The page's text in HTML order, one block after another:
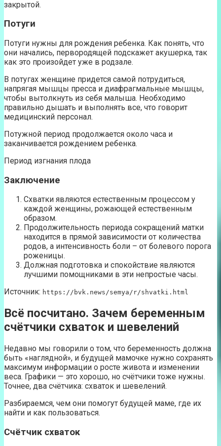
закрытой.
Потуги
Потуги нужны для рождения ребенка. Как понять, что
они начались, первородящей подскажет акушерка, так
как это произойдет уже в родзале.
В потугах женщине придется самой потрудиться,
напрягая мышцы пресса и диафрагмальные мышцы,
чтобы вытолкнуть из себя малыша. Необходимо
правильно дышать и выполнять все, что говорит
медицинский персонал.
Потужной период продолжается около часа и
заканчивается рождением ребенка.
Период изгнания плода
Заключение
Схватки являются естественным процессом у
каждой женщины, рожающей естественным
образом.
Продолжительность периода сокращений матки
находится в прямой зависимости от количества
родов, а интенсивность боли – от болевого порога
роженицы.
Должная подготовка и спокойствие являются
лучшими помощниками в эти непростые часы.
Источник: https://bvk.news/semya/r/shvatki.html
Всё посчитано. Зачем беременным
счётчики схваток и шевелений
Недавно мы говорили о том, что беременность должна
быть «наглядной», и будущей мамочке нужно сохранять
максимум информации о росте живота и изменении
веса. Графики — это хорошо, но счётчики тоже нужны.
Точнее, два счётчика: схваток и шевелений.
Разбираемся, чем они помогут будущей маме, где их
найти и как пользоваться.
Счётчик схваток